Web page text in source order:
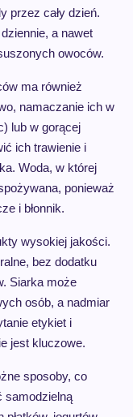
przez cały dzień.
a nawet
owoców.
ma również
namaczanie ich w
lub w gorącej
ich trawienie i
Woda, w której
ponieważ
i błonnik.
wysokiej jakości.
bez dodatku
Siarka może
osób, a nadmiar
etykiet i
jest kluczowe.
sposoby, co
samodzielną